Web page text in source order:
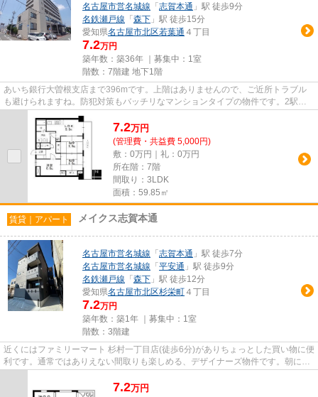
名古屋市営名城線 「 志賀本通 」駅 徒歩9分
名鉄瀬戸線 「 森下 」駅 徒歩15分
愛知県名古屋市北区若葉通 ４丁目
7.2万円
築年数：築36年 ｜募集中： 1室
階数：7階建 地下1階
あいち銀行大曽根支店まで396mです。上階はありませんので、ご近所トラブル
も避けられますね。防犯対策もバッチリなマンションタイプの物件です。2駅利
用できる場所にあり、アクセスが...
7.2万円
(管理費・共益費 5,000円)
敷：0万円｜礼：0万円
所在階：7階
間取り：3LDK
面積：59.85㎡
賃貸｜アパート メイクス志賀本通
名古屋市営名城線 「 志賀本通 」駅 徒歩7分
名古屋市営名城線 「 平安通 」駅 徒歩9分
名鉄瀬戸線 「 森下 」駅 徒歩12分
愛知県名古屋市北区杉栄町 ４丁目
7.2万円
築年数：築1年 ｜募集中： 1室
階数：3階建
近くにはファミリーマート 杉村一丁目店(徒歩6分)がありちょっとした買い物に便
利です。通常ではありえない間取りも楽しめる、デザイナーズ物件です。朝に慌
7.2万円